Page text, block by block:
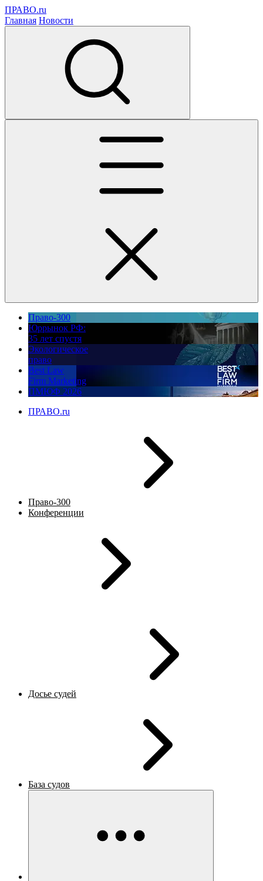
ПРАВО.ru
Главная Новости
Право-300
Юррынок РФ:
35 лет спустя
Экологическое
право
Best Law
Firm Marketing
ПМЮФ 2026
ПРАВО.ru
Право-300
Конференции
Досье судей
База судов